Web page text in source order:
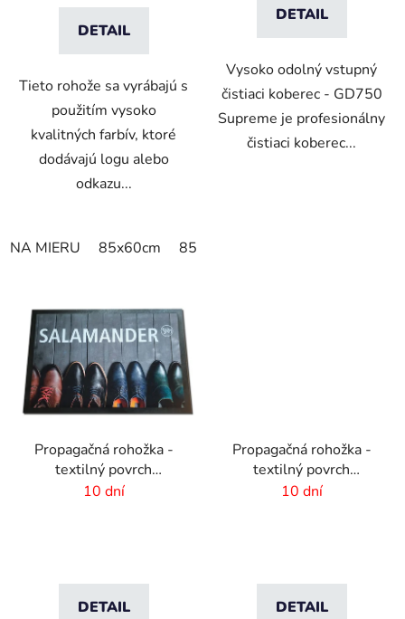
DETAIL
Tieto rohože sa vyrábajú s
použitím vysoko
kvalitných farbív, ktoré
dodávajú logu alebo
odkazu...
NA MIERU 85x60cm 85x75cm
DETAIL
Vysoko odolný vstupný
čistiaci koberec - GD750
Supreme je profesionálny
čistiaci koberec...
Propagačná rohožka -
textilný povrch
-150x300cm
10 dní
DETAIL
Propagačná rohožka -
textilný povrch
-85x300 cm
10 dní
DETAIL